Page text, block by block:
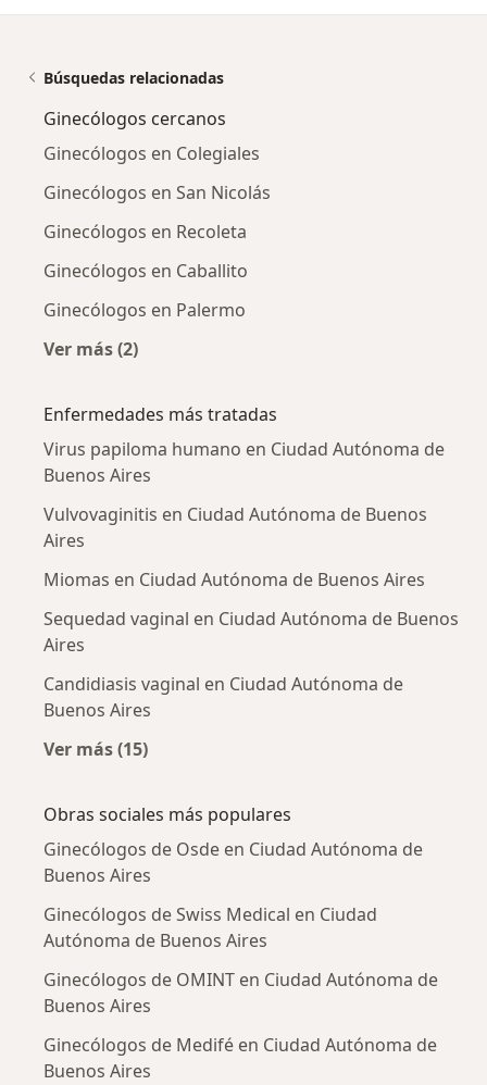
Búsquedas relacionadas
Ginecólogos cercanos
Ginecólogos en Colegiales
Ginecólogos en San Nicolás
Ginecólogos en Recoleta
Ginecólogos en Caballito
Ginecólogos en Palermo
Ver más (2)
Enfermedades más tratadas
Virus papiloma humano en Ciudad Autónoma de
Buenos Aires
Vulvovaginitis en Ciudad Autónoma de Buenos
Aires
Miomas en Ciudad Autónoma de Buenos Aires
Sequedad vaginal en Ciudad Autónoma de Buenos
Aires
Candidiasis vaginal en Ciudad Autónoma de
Buenos Aires
Ver más (15)
Obras sociales más populares
Ginecólogos de Osde en Ciudad Autónoma de
Buenos Aires
Ginecólogos de Swiss Medical en Ciudad
Autónoma de Buenos Aires
Ginecólogos de OMINT en Ciudad Autónoma de
Buenos Aires
Ginecólogos de Medifé en Ciudad Autónoma de
Buenos Aires